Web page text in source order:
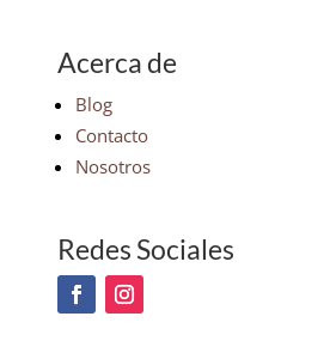
Acerca de
Blog
Contacto
Nosotros
Redes Sociales